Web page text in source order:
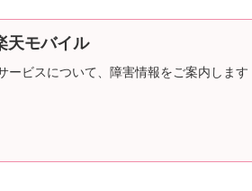
天モバイル
ービスについて、障害情報をご案内します